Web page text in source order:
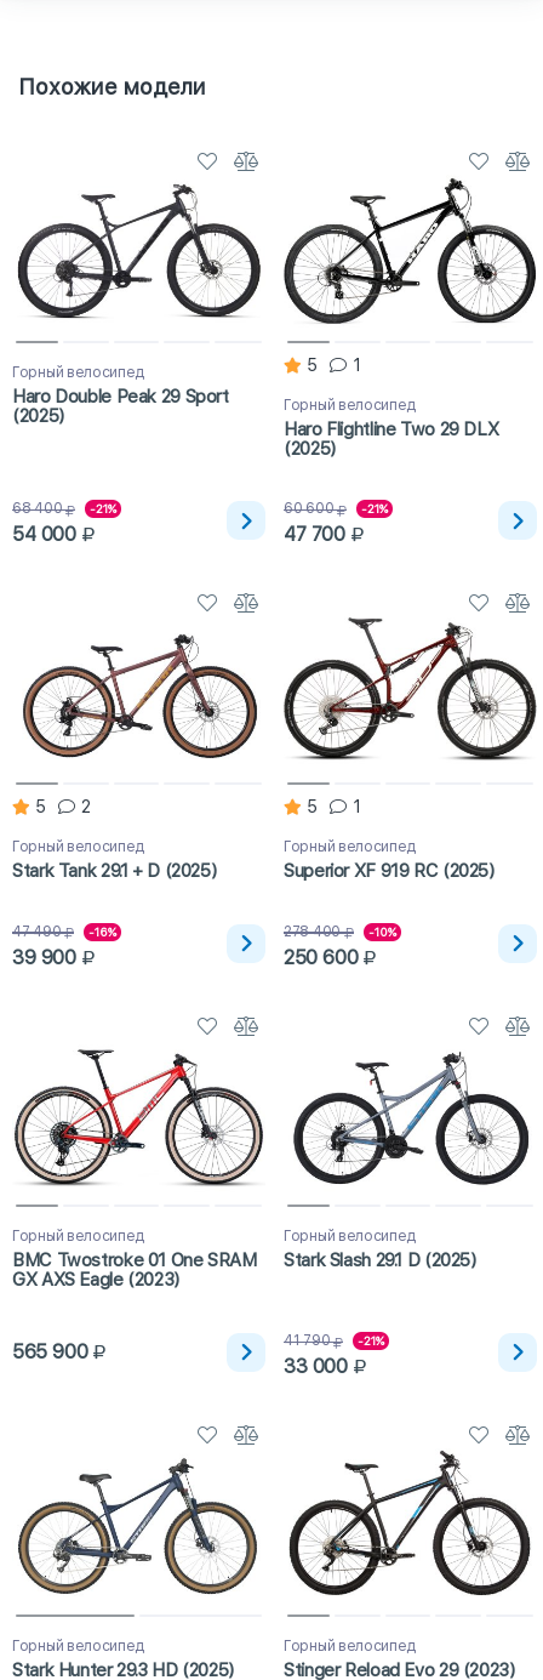
Похожие модели
Горный велосипед
Haro Double Peak 29 Sport
(2025)
68 400 -21%
54 000
5 1
Горный велосипед
Haro Flightline Two 29 DLX
(2025)
60 600 -21%
47 700
5 2
Горный велосипед
Stark Tank 29.1 + D (2025)
47 490 -16%
39 900
5 1
Горный велосипед
Superior XF 919 RC (2025)
278 400 -10%
250 600
Горный велосипед
BMC Twostroke 01 One SRAM
GX AXS Eagle (2023)
565 900
Горный велосипед
Stark Slash 29.1 D (2025)
41 790 -21%
33 000
Горный велосипед
Stark Hunter 29.3 HD (2025)
Горный велосипед
Stinger Reload Evo 29 (2023)